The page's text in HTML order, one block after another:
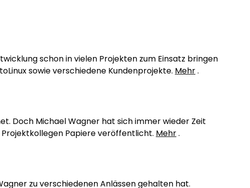
schon in vielen Projekten zum Einsatz bringen
sowie verschiedene Kundenprojekte. Mehr.
Doch Michael Wagner hat sich immer wieder Zeit
Papiere veröffentlicht. Mehr.
zu verschiedenen Anlässen gehalten hat.